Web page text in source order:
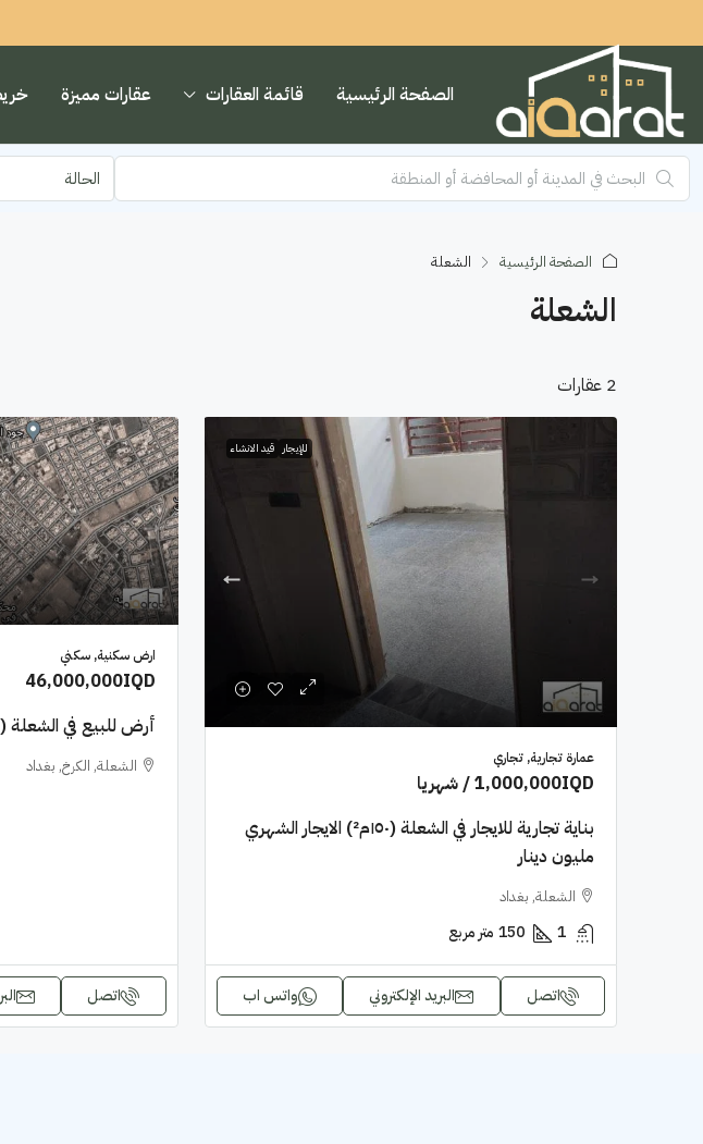
الصفحة الرئيسية قائمة العقارات عقارات مميزة
الحالة
الصفحة الرئيسية الشعلة
الشعلة
2 عقارات
للإيجار قيد الانشاء
عمارة تجارية, تجاري
1,000,000IQD/ شهريا
بناية تجارية للايجار في الشعلة (١٥٠م²) الايجار الشهري
مليون دينار
الشعلة, بغداد
1
150 متر مربع
اتصل البريد الإلكتروني واتس اب
ارض سكنية, سكني
46,000,000IQD
أرض للبيع في الشعلة (١٠٠م²) السعر ٤٦ مليون دينار
الشعلة, الكرخ, بغداد
اتصل